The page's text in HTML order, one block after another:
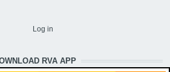
Log in
RVA APP